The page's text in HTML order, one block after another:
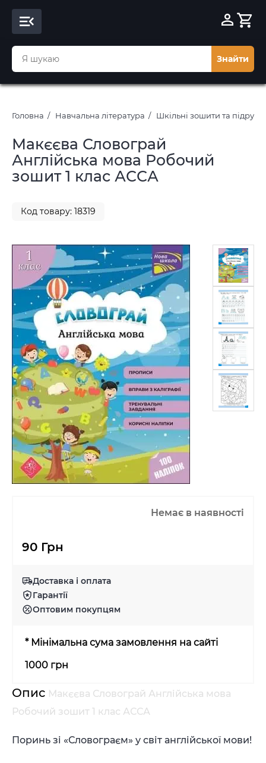
Знайти
Головна Навчальна література Шкільні зошити та
Макєєва Словограй
Англійська мова Робочий
зошит 1 клас АССА
Код товару: 18319
Немає в наявності
90 Грн
Доставка і оплата
Гарантії
Оптовим покупцям
* Мінімальна сума замовлення на сайті
1000 грн
Опис Макєєва Словограй Англійська мова
Робочий зошит 1 клас АССА
Поринь зі «Словограєм» у світ англійської мови!